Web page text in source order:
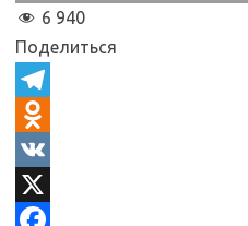
6 940
Поделиться
T
e
e
O
d
n
V
KX